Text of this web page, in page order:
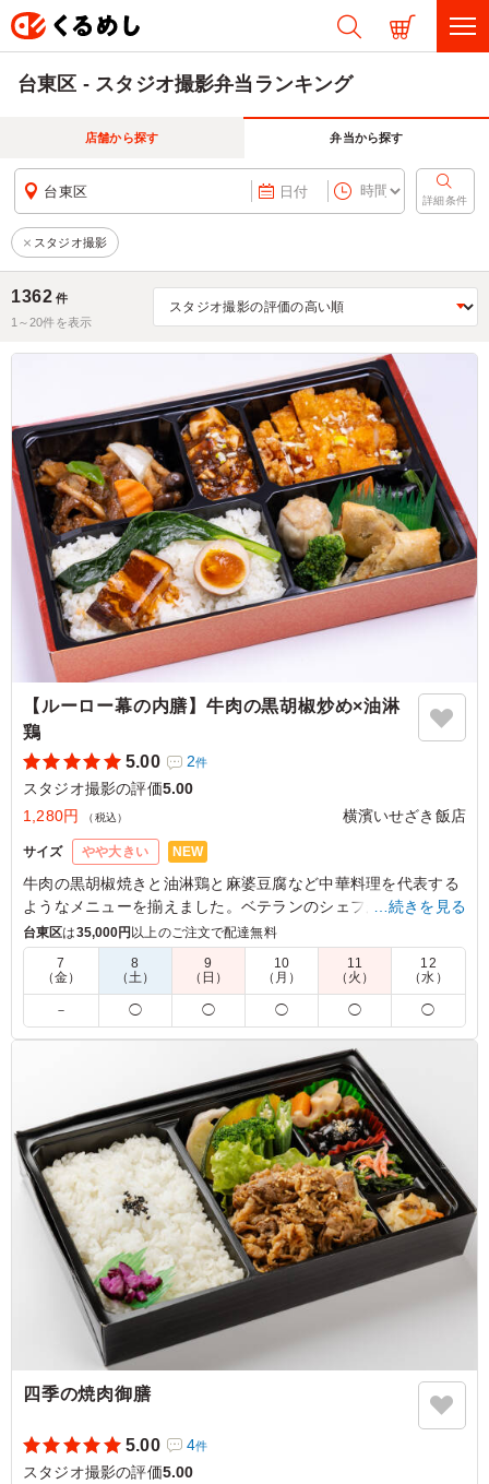
台東区 - スタジオ撮影弁当ランキング
店舗から探す 弁当から探す
台東区 日付
詳細条件
スタジオ撮影
1362 件
1～20件を表示
【ルーロー幕の内膳】牛肉の黒胡椒炒め×油淋
鶏
5.00
2件
スタジオ撮影の評価5.00
1,280円
（税込） 横濱いせざき飯店
サイズ やや大きい NEW
牛肉の黒胡椒焼きと油淋鶏と麻婆豆腐など中華料理を代表する
ようなメニューを揃えました。ベテランのシェフが腕を振るっ
た絶品中華をお楽しみください。
5.0 株式会社デフレックストア
油淋鶏は、外は香ばしく中はジューシーに仕上がった鶏肉
に、香味野菜の風味が効いた甘酸っぱいたれがよく絡み、
食欲をそそる一品でした。ねぎの爽やかな香りがアクセン
トとなり、濃すぎない味わいで最後までおいしくいただけ
ご利用シーン：ロケ・撮影›スタジオ撮影
神奈川県横浜市都筑区高山 2026/07/22
…続きを見る
台東区は35,000円 以上のご注文で配達無料
7
（金）
8
（土）
9
（日）
10
（月）
11
（火）
12
（水）
－ ◯ ◯ ◯ ◯ ◯
四季の焼肉御膳
5.00 4件
スタジオ撮影の評価5.00